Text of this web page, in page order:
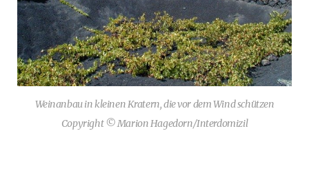
Weinanbau in kleinen Kratern, die vor dem Wind schützen
Copyright © Marion Hagedorn/Interdomizil